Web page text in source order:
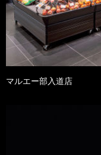
マルエー部入道店